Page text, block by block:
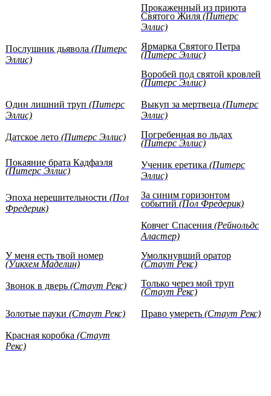
Прокаженный из приюта
Святого Жиля (Питерс
Эллис)
Послушник дьявола (Питерс
Эллис)
Ярмарка Святого Петра
(Питерс Эллис)
Воробей под святой кровлей
(Питерс Эллис)
Один лишний труп (Питерс
Эллис)
Выкуп за мертвеца (Питерс
Эллис)
Датское лето (Питерс Эллис)
Погребенная во льдах
(Питерс Эллис)
Покаяние брата Кадфаэля
(Питерс Эллис)
Ученик еретика (Питерс
Эллис)
Эпоха нерешительности (Пол
Фредерик)
За синим горизонтом
событий (Пол Фредерик)
Ковчег Спасения (Рейнольдс
Аластер)
У меня есть твой номер
(Уикхем Маделин)
Умолкнувший оратор
(Стаут Рекс)
Звонок в дверь (Стаут Рекс)
Только через мой труп
(Стаут Рекс)
Золотые пауки (Стаут Рекс) Право умереть (Стаут Рекс)
Красная коробка (Стаут
Рекс)